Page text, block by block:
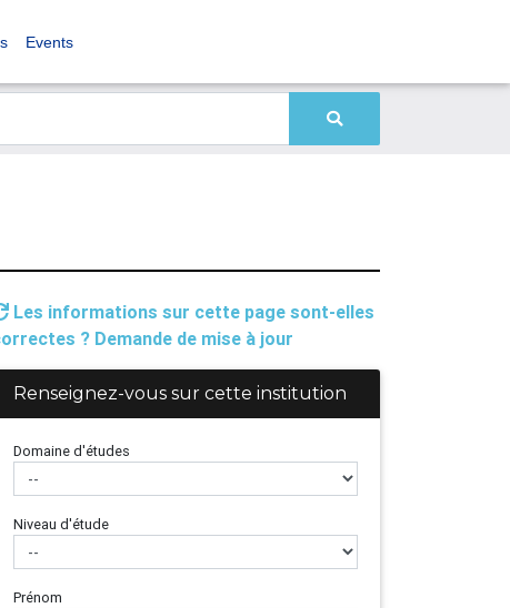
Events
Les informations sur cette page sont-elles
? Demande de mise à jour
Renseignez-vous sur cette institution
Domaine d'études
Niveau d'étude
Prénom